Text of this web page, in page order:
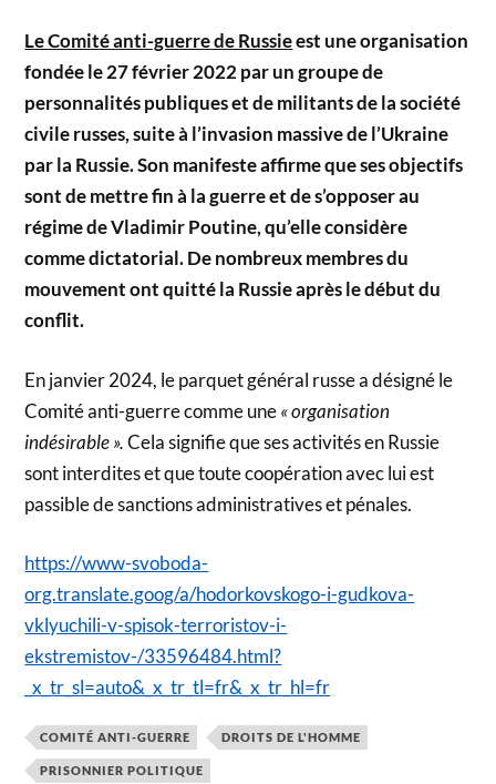
Le Comité anti-guerre de Russieest une organisation
fondée le 27 février 2022 par un groupe de
personnalités publiques et de militants de la société
civile russes, suite à l’invasion massive de l’Ukraine
par la Russie. Son manifeste affirme que ses objectifs
sont de mettre fin à la guerre et de s’opposer au
régime de Vladimir Poutine, qu’elle considère
comme dictatorial. De nombreux membres du
mouvement ont quitté la Russie après le début du
conflit.
En janvier 2024, le parquet général russe a désigné le
Comité anti-guerre comme une« organisation
indésirable ».Cela signifie que ses activités en Russie
sont interdites et que toute coopération avec lui est
passible de sanctions administratives et pénales.
https://www-svoboda-
org.translate.goog/a/hodorkovskogo-i-gudkova-
vklyuchili-v-spisok-terroristov-i-
ekstremistov-/33596484.html?
_x_tr_sl=auto&_x_tr_tl=fr&_x_tr_hl=fr
COMITÉ ANTI-GUERRE DROITS DE L'HOMME
PRISONNIER POLITIQUE